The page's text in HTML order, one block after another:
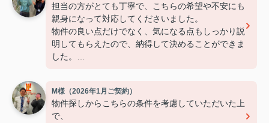
担当の方がとても丁寧で、こちらの希望や不安にも
親身になって対応してくださいました。
物件の良い点だけでなく、気になる点もしっかり説
明してもらえたので、納得して決めることができま
した。
また引っ越しの機会があれば、ぜひお願いしたいで
す。
M様（2026年1月ご契約）
物件探しからこちらの条件を考慮していただいた上
で、